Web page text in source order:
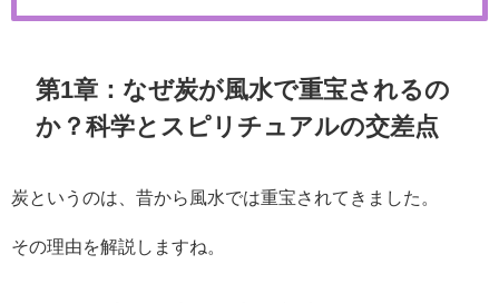
第1章：なぜ炭が風水で重宝されるの
か？科学とスピリチュアルの交差点
炭というのは、昔から風水では重宝されてきました。
その理由を解説しますね。